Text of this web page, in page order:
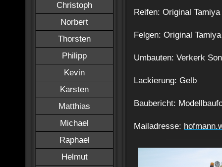
Christoph
Norbert
Thorsten
Philipp
Kevin
Karsten
Matthias
Michael
Raphael
Helmut
Reifen: Original Tamiya
Felgen: Original Tamiya
Umbauten: Verkerk
Lackierung: Gelb
Baubericht:
Mailadresse: